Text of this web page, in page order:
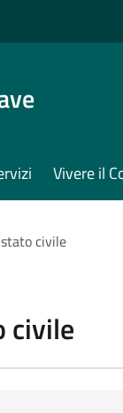
Vivere il
civile
civile